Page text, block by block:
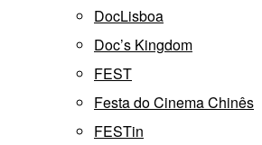
DocLisboa
Doc’s Kingdom
FEST
Festa do Cinema Chinês
FESTin